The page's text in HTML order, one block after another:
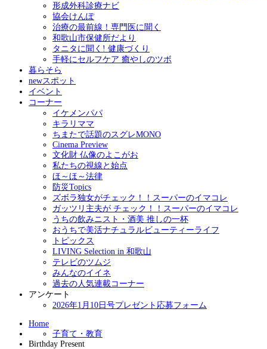
形成外科診療ナビ
協会けんぽ
治療の最前線！専門医に聞く
和歌山市保健所だより
タニタに聞く! 健康づくり
手軽にセルフケア 癒やしのツボ
暮らそら
newスポット
イベント
コーナー
イケメンパパ
キラリママ
ちまたで話題のスグレMONO
Cinema Preview
文化財 仏像のよこがお
私たちの視線と始点
ほ～ほ～法律
防災Topics
ズボラ独女がチェック！！スーパーのイマコレ
ガッツリ主夫が チェック！！スーパーのイマコレ
うちの飲みニスト・酒美 推しの一杯
おうちで美活ナチュラルビューティーライフ
トピックス
LIVING Selection in 和歌山
テレビのツムジ
みんなのイイネ
過去の人気連載コーナー
アンケート
2026年1月10日号プレゼント応募フォーム
Home
子育て・教育
Birthday Present